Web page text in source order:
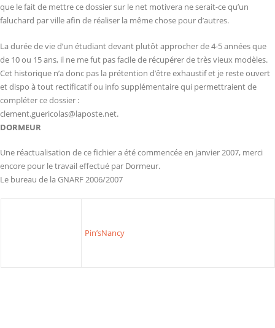
que le fait de mettre ce dossier sur le net motivera ne serait-ce qu’un
faluchard par ville afin de réaliser la même chose pour d’autres.
La durée de vie d’un étudiant devant plutôt approcher de 4-5 années que
de 10 ou 15 ans, il ne me fut pas facile de récupérer de très vieux modèles.
Cet historique n’a donc pas la prétention d’être exhaustif et je reste ouvert
et dispo à tout rectificatif ou info supplémentaire qui permettraient de
compléter ce dossier :
clement.guericolas@laposte.net.
DORMEUR
Une réactualisation de ce fichier a été commencée en janvier 2007, merci
encore pour le travail effectué par Dormeur.
Le bureau de la GNARF 2006/2007
Pin’sNancy